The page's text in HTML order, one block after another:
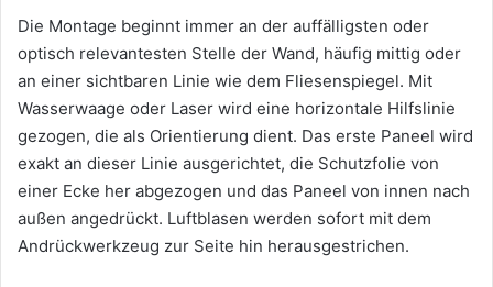
Die Montage beginnt immer an der auffälligsten oder
optisch relevantesten Stelle der Wand, häufig mittig oder
an einer sichtbaren Linie wie dem Fliesenspiegel. Mit
Wasserwaage oder Laser wird eine horizontale Hilfslinie
gezogen, die als Orientierung dient. Das erste Paneel wird
exakt an dieser Linie ausgerichtet, die Schutzfolie von
einer Ecke her abgezogen und das Paneel von innen nach
außen angedrückt. Luftblasen werden sofort mit dem
Andrückwerkzeug zur Seite hin herausgestrichen.